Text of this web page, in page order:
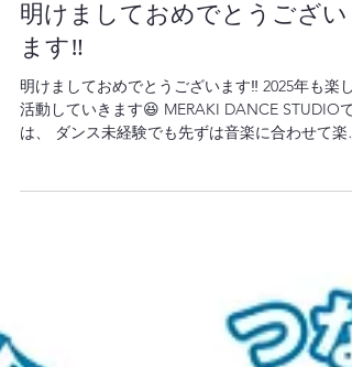
明けましておめでとうござい
ます‼️
明けましておめでとうございます‼️ 2025年も楽し
活動していきます😆 MERAKI DANCE STUDIOで
は、 ダンス未経験でも先ずは音楽に合わせて楽し